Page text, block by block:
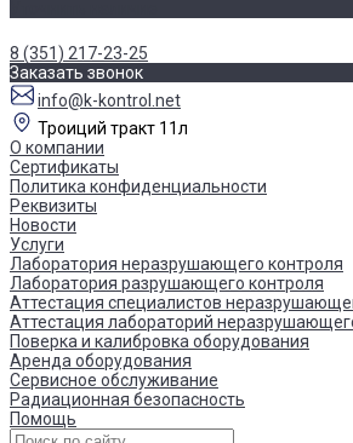
8 (351) 217-23-25
Заказать звонок
info@k-kontrol.net
Троиций тракт 11л
О компании
Сертификаты
Политика конфиденциальности
Реквизиты
Новости
Услуги
Лаборатория неразрушающего контроля
Лаборатория разрушающего контроля
Аттестация специалистов
Аттестация лабораторий
Поверка и калибровка оборудования
Аренда оборудования
Сервисное обслуживание
Радиационная безопасность
Помощь